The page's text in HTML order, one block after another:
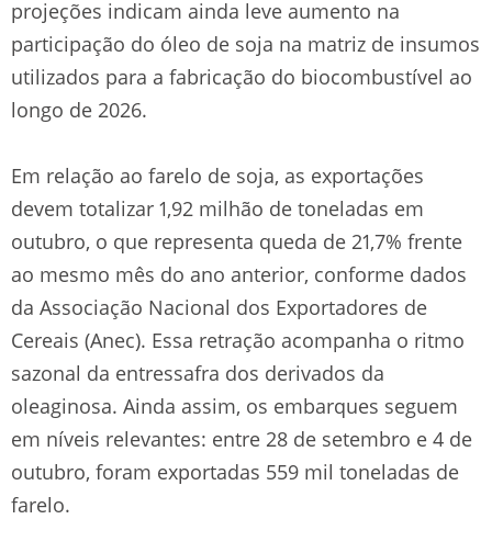
projeções indicam ainda leve aumento na
participação do óleo de soja na matriz de insumos
utilizados para a fabricação do biocombustível ao
longo de 2026.
Em relação ao farelo de soja, as exportações
devem totalizar 1,92 milhão de toneladas em
outubro, o que representa queda de 21,7% frente
ao mesmo mês do ano anterior, conforme dados
da Associação Nacional dos Exportadores de
Cereais (Anec). Essa retração acompanha o ritmo
sazonal da entressafra dos derivados da
oleaginosa. Ainda assim, os embarques seguem
em níveis relevantes: entre 28 de setembro e 4 de
outubro, foram exportadas 559 mil toneladas de
farelo.